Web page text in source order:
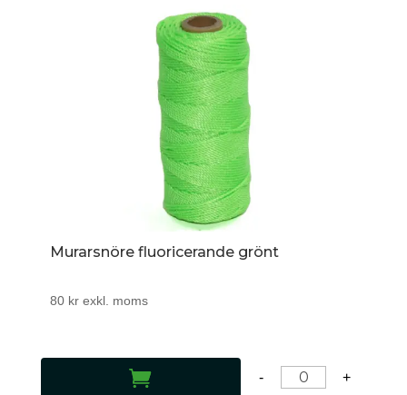
Murarsnöre fluoricerande grönt
80 krexkl. moms
- +